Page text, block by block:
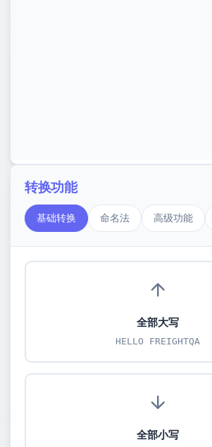
转换功能
基础转换 命名法 高级功能
全部大写
HELLO FREIGHTQA
全部小写